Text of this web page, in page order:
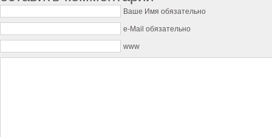
Ваше Имя обязательно
e-Mail обязательно
www